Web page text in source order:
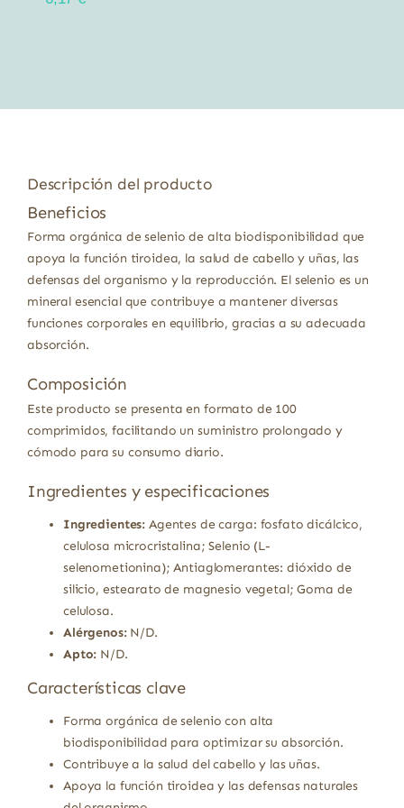
Descripción del producto
Beneficios
Forma orgánica de selenio de alta biodisponibilidad que
apoya la función tiroidea, la salud de cabello y uñas, las
defensas del organismo y la reproducción. El selenio es un
mineral esencial que contribuye a mantener diversas
funciones corporales en equilibrio, gracias a su adecuada
absorción.
Composición
Este producto se presenta en formato de 100
comprimidos, facilitando un suministro prolongado y
cómodo para su consumo diario.
Ingredientes y especificaciones
Ingredientes: Agentes de carga: fosfato dicálcico,
celulosa microcristalina; Selenio (L-
selenometionina); Antiaglomerantes: dióxido de
silicio, estearato de magnesio vegetal; Goma de
celulosa.
Alérgenos:N/D.
Apto: N/D.
Características clave
Forma orgánica de selenio con alta
biodisponibilidad para optimizar su absorción.
Contribuye a la salud del cabello y las uñas.
Apoya la función tiroidea y las defensas naturales